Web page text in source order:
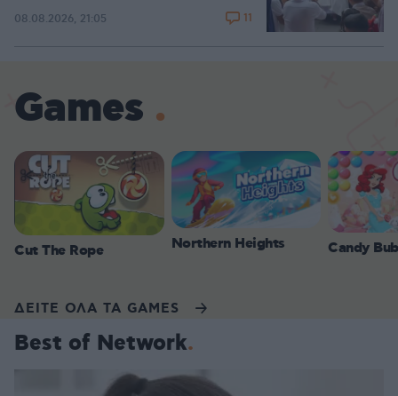
08.08.2026, 21:05 11
Games
Cut The Rope Northern Heights Candy
ΔΕΙΤΕ ΟΛΑ ΤΑ GAMES
Best of Network